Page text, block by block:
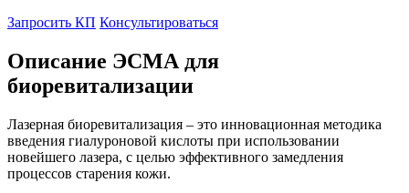
Запросить КП Консультироваться
Описание ЭСМА для
биоревитализации
Лазерная биоревитализация – это инновационная методика
введения гиалуроновой кислоты при использовании
новейшего лазера, с целью эффективного замедления
процессов старения кожи.